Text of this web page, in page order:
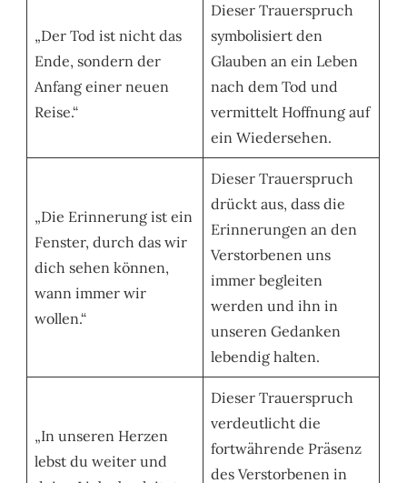
„Der Tod ist nicht das
Ende, sondern der
Anfang einer neuen
Reise.“
Dieser Trauerspruch
symbolisiert den
Glauben an ein Leben
nach dem Tod und
vermittelt Hoffnung auf
ein Wiedersehen.
„Die Erinnerung ist ein
Fenster, durch das wir
dich sehen können,
wann immer wir
wollen.“
Dieser Trauerspruch
drückt aus, dass die
Erinnerungen an den
Verstorbenen uns
immer begleiten
werden und ihn in
unseren Gedanken
lebendig halten.
„In unseren Herzen
lebst du weiter und
Dieser Trauerspruch
verdeutlicht die
fortwährende Präsenz
des Verstorbenen in